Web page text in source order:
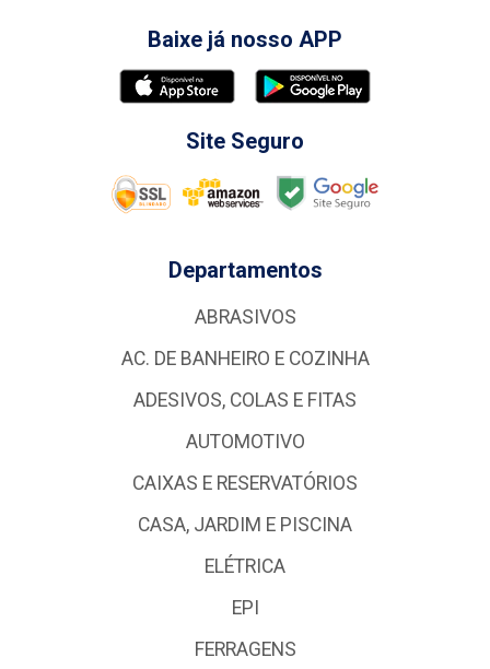
Baixe já nosso APP
Site Seguro
Departamentos
ABRASIVOS
AC. DE BANHEIRO E COZINHA
ADESIVOS, COLAS E FITAS
AUTOMOTIVO
CAIXAS E RESERVATÓRIOS
CASA, JARDIM E PISCINA
ELÉTRICA
EPI
FERRAGENS